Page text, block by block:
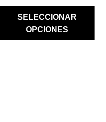
SELECCIONAR
OPCIONES